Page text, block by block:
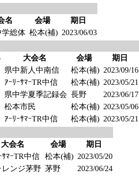
名 会場
期日
学総体 松本(補) 2023/06/03
大会名 会場
期日
県中新人中南信 松本(補) 2023/09/16
ｱｰﾘｰｻﾏｰTR中信 松本(補) 2023/05/21
県中学夏季記録会 長野
2023/06/17
松本市民 松本(補) 2023/05/06
ｱｰﾘｰｻﾏｰTR中信 松本(補) 2023/05/21
大会名 会場
期日
ｻﾏｰTR中信 松本(補) 2023/05/20
レンジ茅野 茅野
2023/06/24